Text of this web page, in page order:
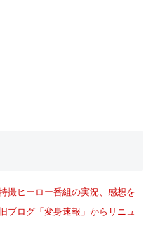
撮ヒーロー番組の実況、感想を
ブログ「変身速報」からリニュ